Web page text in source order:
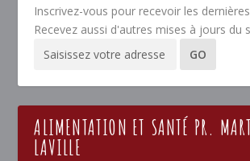
Inscrivez-vous pour recevoir les
Recevez aussi d'autres mises à jours du
ALIMENTATION ET SANTÉ PR.
LAVILLE